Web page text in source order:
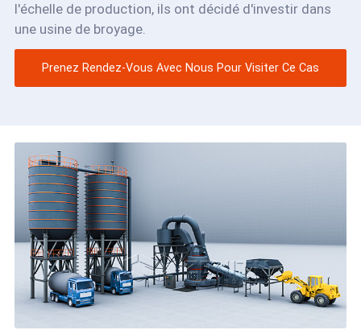
l'échelle de production, ils ont décidé d'investir dans
une usine de broyage.
Prenez Rendez-Vous Avec Nous Pour Visiter Ce Cas